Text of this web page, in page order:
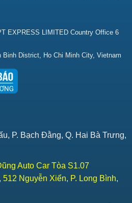
EXPRESS LIMITED Country Office 6
Binh District, Ho Chi Minh City, Vietnam
P. Bạch Đằng, Q. Hai Bà Trưng,
Auto Car Tòa S1.07
Nguyễn Xiển, P. Long Bình,